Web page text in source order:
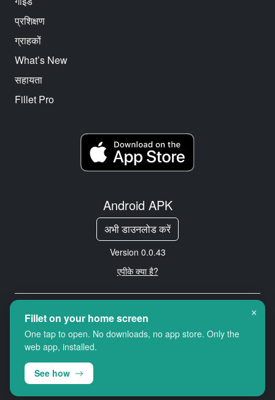
प्रशिक्षण
ग्राहकों
What’s New
सहायता
Fillet Pro
Android APK
अभी डाउनलोड करें
Version 0.0.43
एपीके क्या है?
Copyright © 2026 Cityredbird
Location Services Ltd. All rights
reserved.
×
Fillet on your home screen
One tap to open. No downloads, no app store. Only the
web app, installed.
See how